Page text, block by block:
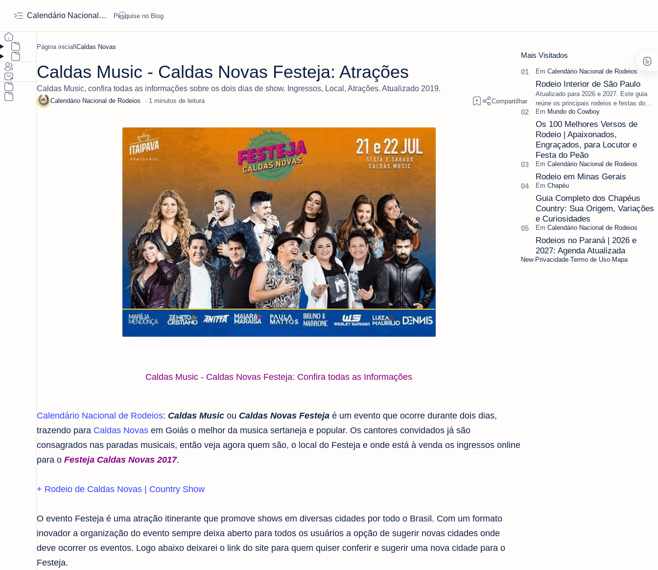
Calendário Nacional de Rodeios
Página inicial Caldas Novas
Caldas Music - Caldas Novas Festeja: Atrações
Caldas Music, confira todas as informações sobre os dois dias de show. Ingressos, Local, Atrações. Atualizado 2019.
1
Caldas Music - Caldas Novas Festeja: Confira todas as Informações
Calendário Nacional de Rodeios: Caldas Music ou Caldas Novas Festeja é um evento que ocorre durante dois dias,
trazendo para Caldas Novas em Goiás o melhor da musica sertaneja e popular. Os cantores convidados já são
consagrados nas paradas musicais, então veja agora quem são, o local do Festeja e onde está à venda os ingressos online
para o Festeja Caldas Novas 2017.
+ Rodeio de Caldas Novas | Country Show
O evento Festeja é uma atração itinerante que promove shows em diversas cidades por todo o Brasil. Com um formato
inovador a organização do evento sempre deixa aberto para todos os usuários a opção de sugerir novas cidades onde
deve ocorrer os eventos. Logo abaixo deixarei o link do site para quem quiser conferir e sugerir uma nova cidade para o
Festeja.
Mais Visitados
Rodeio Interior de São Paulo
Atualizado para 2026 e 2027. Este guia
reúne os principais rodeios e festas do
peão do interior de São Paulo, separando
as datas oficiais ainda vál…
Os 100 Melhores Versos de
Rodeio | Apaixonados,
Engraçados, para Locutor e
Festa do Peão
Rodeio em Minas Gerais
Guia Completo dos Chapéus
Country: Sua Origem, Variações
e Curiosidades
Rodeios no Paraná | 2026 e
2027: Agenda Atualizada
New Privacidade Termo de Uso Mapa